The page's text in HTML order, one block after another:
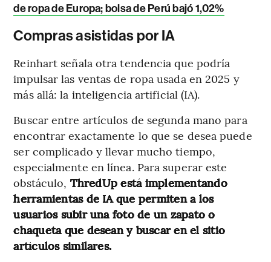
de ropa de Europa; bolsa de Perú bajó 1,02%
Compras asistidas por IA
Reinhart señala otra tendencia que podría
impulsar las ventas de ropa usada en 2025 y
más allá: la inteligencia artificial (IA).
Buscar entre artículos de segunda mano para
encontrar exactamente lo que se desea puede
ser complicado y llevar mucho tiempo,
especialmente en línea. Para superar este
obstáculo, ThredUp está implementando
herramientas de IA que permiten a los
usuarios subir una foto de un zapato o
chaqueta que desean y buscar en el sitio
artículos similares.